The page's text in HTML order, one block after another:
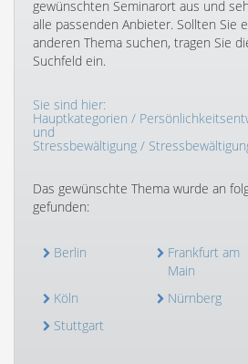
gewünschten Seminarort aus und
alle passenden Anbieter. Sollten Sie
anderen Thema suchen, tragen Sie
Suchfeld ein.
Sie sind hier:
Hauptkategorien /
und
Stressbewältigung /
Das gewünschte Thema wurde an
gefunden:
Berlin
Frankfurt am
Main
Köln Nürnberg
Stuttgart